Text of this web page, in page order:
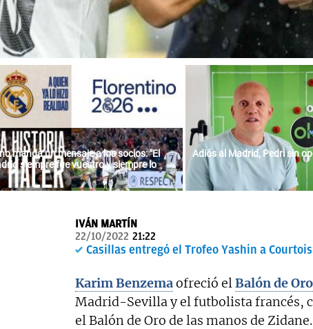
manda un mensaje a los socios: "El
siempre fue vuestro y siempre lo
Adiós al Madrid, Pedri sin
IVÁN MARTÍN
22/10/2022 21:22
Casillas entregó el Trofeo Yashin a
Karim Benzemaofreció el Balón de Oro
Madrid-Sevilla y el futbolista francés,
el Balón de Oro de las manos de